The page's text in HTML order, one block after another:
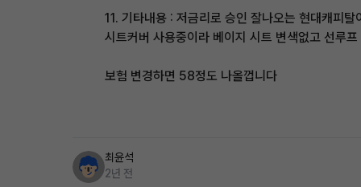
11. 기타내용 : 저금리로 승인 잘나오는 현대캐피
시트커버 사용중이라 베이지 시트 변색없고 선루
보험 변경하면 58정도 나올껍니다
최윤석
2년 전